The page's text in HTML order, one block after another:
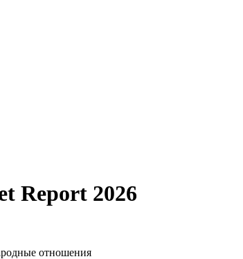
Report 2026
отношения